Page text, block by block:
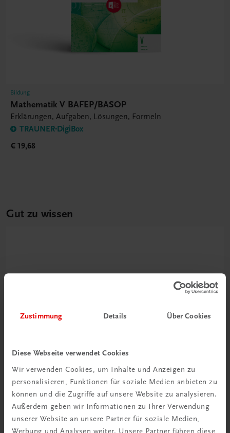
Zustimmung Details Über Cookies
Diese Webseite verwendet Cookies
Wir verwenden Cookies, um Inhalte und Anzeigen zu
personalisieren, Funktionen für soziale Medien anbieten zu
können und die Zugriffe auf unsere Website zu analysieren.
Außerdem geben wir Informationen zu Ihrer Verwendung
unserer Website an unsere Partner für soziale Medien,
Werbung und Analysen weiter. Unsere Partner führen diese
Bildung
Mathematik V BAFEP/BASOP
Erklärungen, Aufgaben, Lösungen, Formeln
TRAUNER-DigiBox
€ 19,68
Gut zu wissen
Wie mit KI im Unterricht
umgehen?
Mehr erfahren